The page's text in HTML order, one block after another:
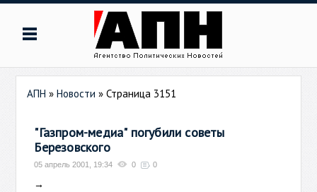
АПН »Новости » Страница 3151
"Газпром-медиа" погубили советы
Березовского
05 апрель 2001, 19:34 0 0
→